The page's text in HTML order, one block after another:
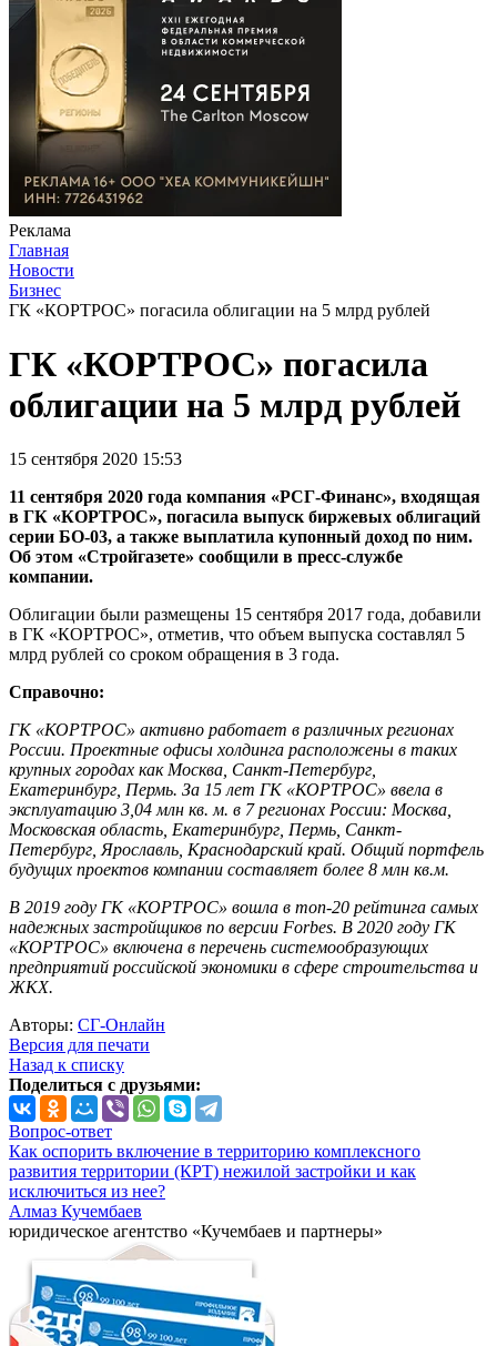
Реклама
Главная
Новости
Бизнес
ГК «КОРТРОС» погасила облигации на 5 млрд рублей
ГК «КОРТРОС» погасила
облигации на 5 млрд рублей
15 сентября 2020 15:53
11 сентября 2020 года компания «РСГ-Финанс», входящая
в ГК «КОРТРОС», погасила выпуск биржевых облигаций
серии БО-03, а также выплатила купонный доход по ним.
Об этом «Стройгазете» сообщили в пресс-службе
компании.
Облигации были размещены 15 сентября 2017 года, добавили
в ГК «КОРТРОС», отметив, что объем выпуска составлял 5
млрд рублей со сроком обращения в 3 года.
Справочно:
ГК «КОРТРОС» активно работает в различных регионах
России. Проектные офисы холдинга расположены в таких
крупных городах как Москва, Cанкт-Петербург,
Екатеринбург, Пермь. За 15 лет ГК «КОРТРОС» ввела в
эксплуатацию 3,04 млн кв. м. в 7 регионах России: Москва,
Московская область, Екатеринбург, Пермь, Санкт-
Петербург, Ярославль, Краснодарский край. Общий портфель
будущих проектов компании составляет более 8 млн кв.м.​
В 2019 году ГК «КОРТРОС» вошла в топ-20 рейтинга самых
надежных застройщиков по версии Forbes. В 2020 году ГК
«КОРТРОС» включена в перечень системообразующих
предприятий российской экономики в сфере строительства и
ЖКХ.
Авторы: СГ-Онлайн
Версия для печати
Назад к списку
Поделиться с друзьями:
Вопрос-ответ
Как оспорить включение в территорию комплексного
развития территории (КРТ) нежилой застройки и как
исключиться из нее?
Алмаз Кучембаев
юридическое агентство «Кучембаев и партнеры»